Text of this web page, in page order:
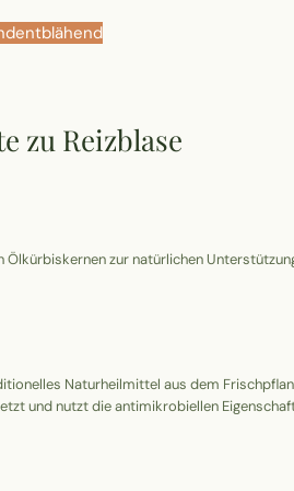
entblähend
zu Reizblase
zur natürlichen
Naturheilmittel aus dem
und nutzt die antimikrobiellen